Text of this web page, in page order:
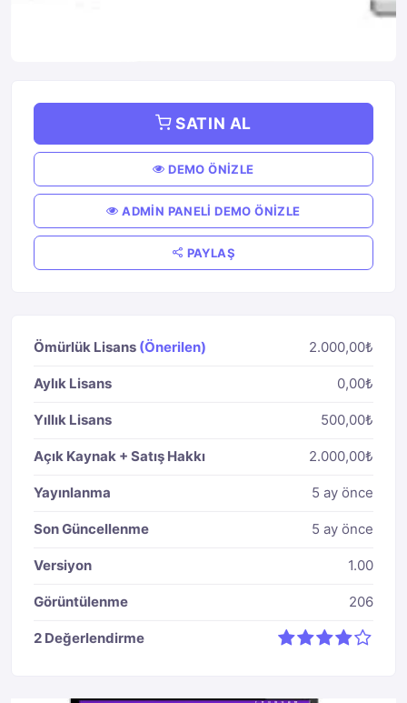
SATIN AL
DEMO ÖNİZLE
ADMİN PANELİ DEMO ÖNİZLE
PAYLAŞ
Ömürlük Lisans (Önerilen) 2.000,00₺
Aylık Lisans 0,00₺
Yıllık Lisans 500,00₺
Açık Kaynak + Satış Hakkı 2.000,00₺
Yayınlanma 5 ay önce
Son Güncellenme 5 ay önce
Versiyon 1.00
Görüntülenme 206
2 Değerlendirme